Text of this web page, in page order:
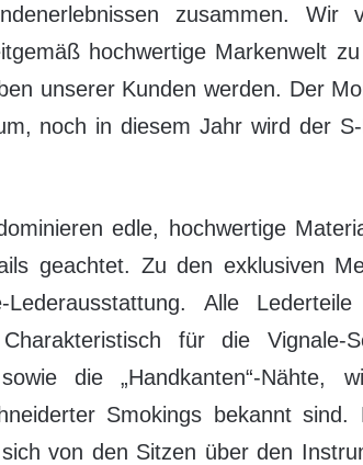
zusammen. Wir
hochwertige Markenwelt
unserer Kunden werden. Der
noch in diesem Jahr wird der
edle, hochwertige
geachtet. Zu den exklusiven
Alle
für die Vignale-
die „Handkanten“-Nähte,
Smokings bekannt sind.
von den Sitzen über den